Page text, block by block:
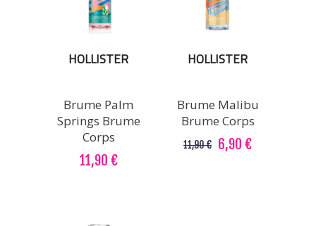
HOLLISTER
Brume Palm
Springs Brume
Corps
11,90 €
HOLLISTER
Brume Malibu
Brume Corps
11,90 € 6,90 €